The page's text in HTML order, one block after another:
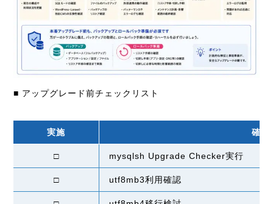
■ アップグレード前チェックリスト
実施 確認
□ mysqlsh Upgrade Checker実行
□ utf8mb3利用確認